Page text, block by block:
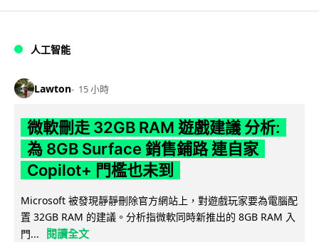
人工智能
Lawton 15 小時
微軟刪走 32GB RAM 遊戲建議 分析:
為 8GB Surface 銷售鋪路 連自家
Copilot+ 門檻也未到
Microsoft 被發現靜靜刪除官方網站上，對遊戲玩家要為電腦配
置 32GB RAM 的建議。分析指微軟同時新推出的 8GB RAM 入
門...
閱讀全文